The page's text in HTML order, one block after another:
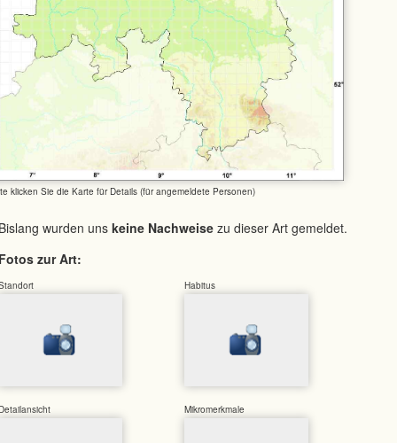
klicken Sie die Karte für Details (für angemeldete Personen)
wurden uns keine Nachweise zu dieser Art gemeldet.
zur Art:
Habitus
Mikromerkmale